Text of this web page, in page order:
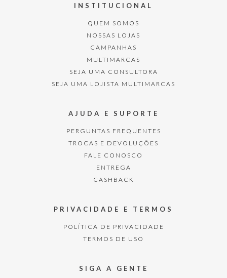
INSTITUCIONAL
QUEM SOMOS
NOSSAS LOJAS
CAMPANHAS
MULTIMARCAS
SEJA UMA CONSULTORA
SEJA UMA LOJISTA MULTIMARCAS
AJUDA E SUPORTE
PERGUNTAS FREQUENTES
TROCAS E DEVOLUÇÕES
FALE CONOSCO
ENTREGA
CASHBACK
PRIVACIDADE E TERMOS
POLÍTICA DE PRIVACIDADE
TERMOS DE USO
SIGA A GENTE